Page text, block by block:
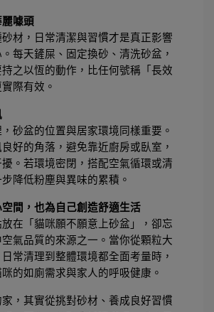
麗噱頭
材，日常清潔與習慣才是真正影響
每天鏟屎、固定換砂、清洗砂盆，
之以恆的動作，比任何號稱「長效
際有效。
砂盆的位置與居家環境同樣重要。
好的角落，避免靠近廚房或臥室，
。若環境密閉，搭配空氣循環或清
降低粉塵與異味的累積。
間，也為自己創造舒適生活
在「貓咪願不願意上砂盆」，卻忘
空氣品質的來源之一。當你從顆粒大
常清理到整體環境都全面考量時，
的如廁需求與家人的呼吸健康。
，其實從挑對砂材、養成良好習慣